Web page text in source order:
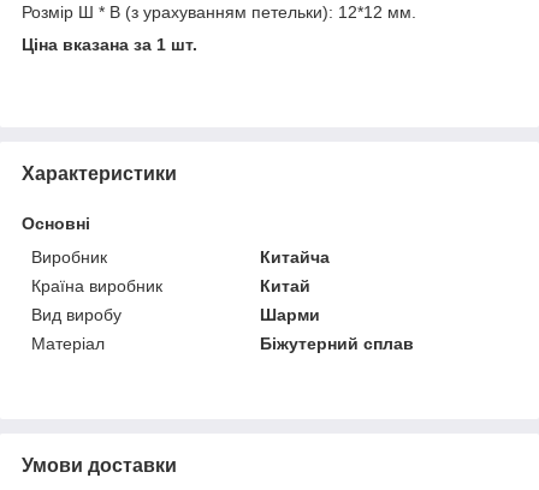
Розмір Ш * В (з урахуванням петельки): 12*12 мм.
Ціна вказана за 1 шт.
Характеристики
Основні
Виробник
Китайча
Країна виробник
Китай
Вид виробу
Шарми
Матеріал
Біжутерний сплав
Умови доставки